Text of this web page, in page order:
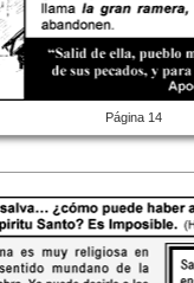
Página 14